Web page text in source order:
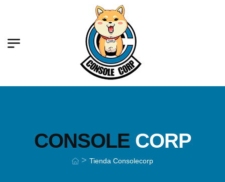
CONSOLE CORP
> Tienda Consolecorp